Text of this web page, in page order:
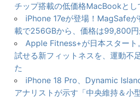
チップ搭載の低価格MacBookとし
iPhone 17eが登場！MagSafe
載で256GBから、価格は99,800円
Apple Fitness+が日本スタート
試せる新フィットネスを、運動不
た
iPhone 18 Pro、Dynamic
アナリストが示す「中央維持＆小